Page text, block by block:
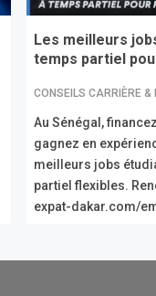
Les meilleurs
temps partiel
CONSEILS CARRIÈRE &
Au Sénégal,
gagnez en
meilleurs jobs
partiel flexibles.
expat-dakar.com/